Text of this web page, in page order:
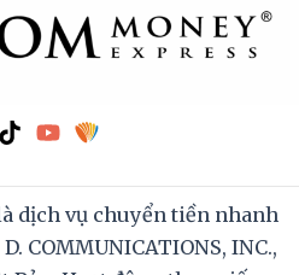
dịch vụ chuyển tiền nhanh
COMMUNICATIONS, INC.,